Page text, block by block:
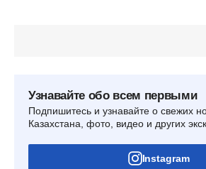
Узнавайте обо всем первыми
Подпишитесь и узнавайте о свежих
Казахстана, фото, видео и других
Instagram